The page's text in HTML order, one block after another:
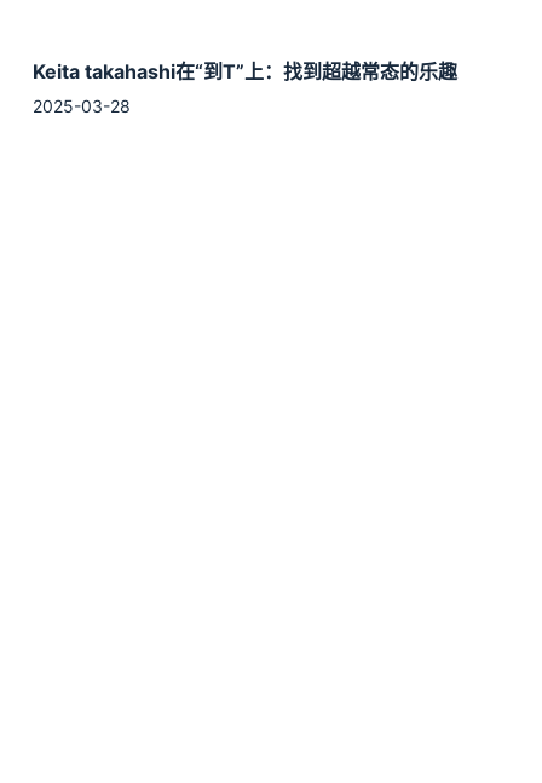
Accept
Keita takahashi在“到T”上：找到超越常态的乐趣
2025-03-28